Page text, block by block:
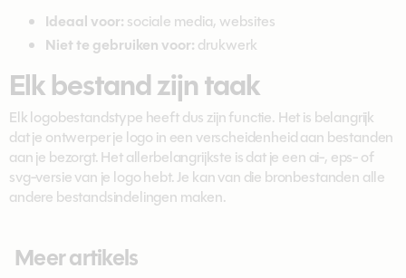
Ideaal voor: sociale media, websites
Niet te gebruiken voor: drukwerk
Elk bestand zijn taak
Elk logobestandstype heeft dus zijn functie. Het is belangrijk
dat je ontwerper je logo in een verscheidenheid aan bestanden
aan je bezorgt. Het allerbelangrijkste is dat je een ai-, eps- of
svg-versie van je logo hebt. Je kan van die bronbestanden alle
andere bestandsindelingen maken.
Meer artikels